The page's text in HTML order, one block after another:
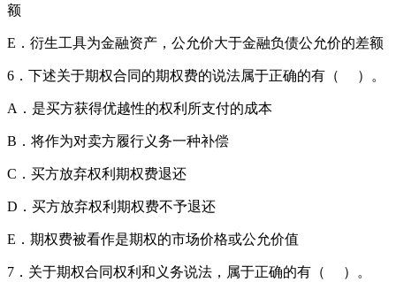
额
E．衍生工具为金融资产，公允价大于金融负债公允价的差额
6．下述关于期权合同的期权费的说法属于正确的有（ ）。
A．是买方获得优越性的权利所支付的成本
B．将作为对卖方履行义务一种补偿
C．买方放弃权利期权费退还
D．买方放弃权利期权费不予退还
E．期权费被看作是期权的市场价格或公允价值
7．关于期权合同权利和义务说法，属于正确的有（ ）。